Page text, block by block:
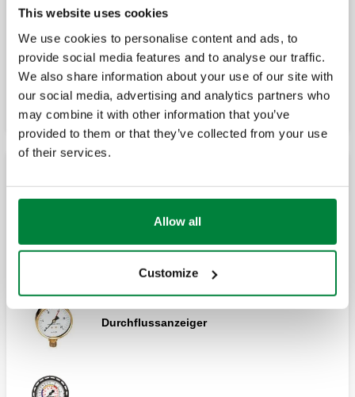
This website uses cookies
We use cookies to personalise content and ads, to
provide social media features and to analyse our traffic.
We also share information about your use of our site with
our social media, advertising and analytics partners who
may combine it with other information that you’ve
provided to them or that they’ve collected from your use
of their services.
Allow all
Customize
Kessel-Füll- und -Entleerungshahn mit
Schlauchanschluss und Kappe.
Durchflussanzeiger